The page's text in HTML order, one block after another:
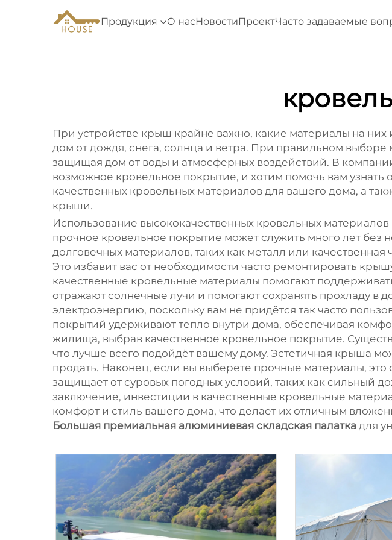
Продукция О насНовостиПроектЧасто задаваемые
При устройстве крыш крайне важно, какие материалы на
дом от дождя, снега, солнца и ветра. При правильном
защищая дом от воды и атмосферных воздействий. В
возможное кровельное покрытие, и хотим помочь вам
качественных кровельных материалов для вашего дома, а
крыши.
Использование высококачественных кровельных
прочное кровельное покрытие может служить много лет
долговечных материалов, таких как металл или
Это избавит вас от необходимости часто ремонтировать
качественные кровельные материалы помогают
отражают солнечные лучи и помогают сохранять прохладу в
электроэнергию, поскольку вам не придётся так часто
покрытий удерживают тепло внутри дома, обеспечивая
жилища, выбрав качественное кровельное покрытие.
что лучше всего подойдёт вашему дому. Эстетичная крыша
продать. Наконец, если вы выберете прочные материалы,
защищает от суровых погодных условий, таких как сильный
заключение, инвестиции в качественные кровельные
комфорт и стиль вашего дома, что делает их отличным
Большая премиальная алюминиевая складская палатка для